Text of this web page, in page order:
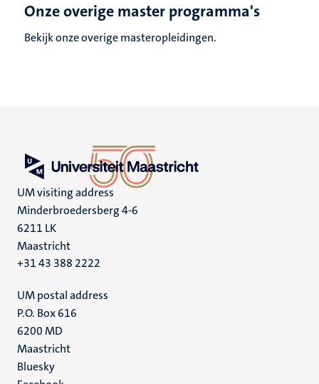
Onze overige master programma's
Bekijk onze overige masteropleidingen.
UM visiting address
Minderbroedersberg 4-6
6211 LK
Maastricht
+31 43 388 2222
UM postal address
P.O. Box 616
6200 MD
Maastricht
Social
Bluesky